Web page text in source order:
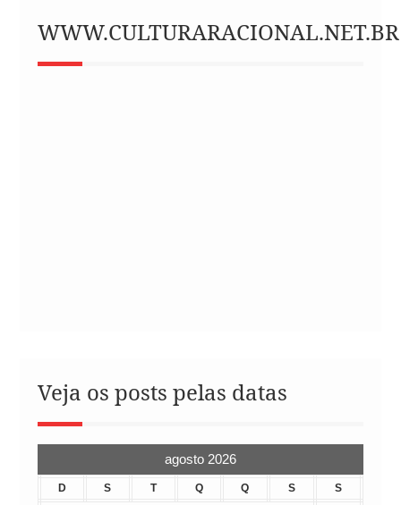
WWW.CULTURARACIONAL.NET.BR
Veja os posts pelas datas
agosto 2026
D S T Q Q S
S